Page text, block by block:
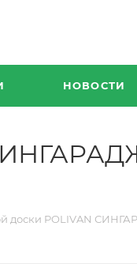
НОВОСТИ
доски POLIVAN